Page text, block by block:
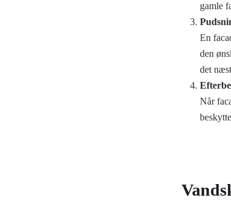
gamle
En
den
det
Når